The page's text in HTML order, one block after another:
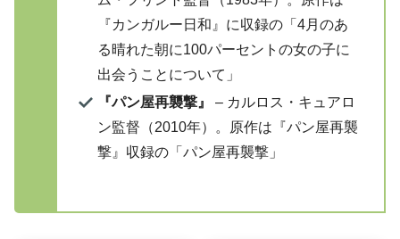
『カンガルー日和』に収録の「4月のあ
る晴れた朝に100パーセントの女の子に
出会うことについて」
『パン屋再襲撃』
– カルロス・キュアロ
ン監督（2010年）。原作は『パン屋再襲
撃』収録の「パン屋再襲撃」